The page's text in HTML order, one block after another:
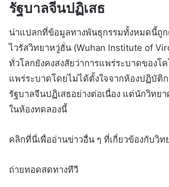
รัฐบาลจีนปฏิเสธ
น่าแปลกที่ข้อมูลทางพันธุกรรมทั้งหมดนี้ถู
ไวรัสวิทยาหวู่ฮั่น (Wuhan Institute of
ทั่วโลกยังคงสงสัยว่าการแพร่ระบาดของโ
แพร่ระบาดโดยไม่ได้ตั้งใจจากห้องปฏิบัติ
รัฐบาลจีนปฏิเสธอย่างต่อเนื่อง แต่นักวิทย
ในห้องทดลองนี้
คลิกที่นี่เพื่ออ่านข่าวอื่น ๆ ที่เกี่ยวข้องกับวิท
ถ่ายทอดสดทางทีวี